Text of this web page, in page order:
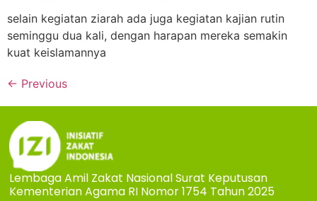
selain kegiatan ziarah ada juga kegiatan kajian rutin
seminggu dua kali, dengan harapan mereka semakin
kuat keislamannya
← Previous
Lembaga Amil Zakat Nasional Surat Keputusan
Kementerian Agama RI Nomor 1754 Tahun 2025